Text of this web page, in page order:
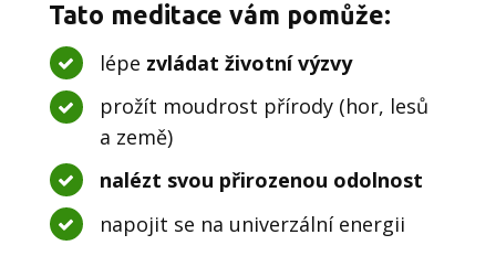
Tato meditace vám pomůže:
lépe zvládat životní výzvy
prožít moudrost přírody (hor, lesů
a země)
nalézt svou přirozenou odolnost
napojit se na univerzální energii